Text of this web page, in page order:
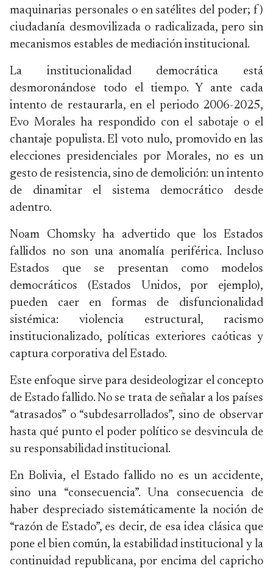
maquinarias personales o en satélites del poder; f)
ciudadanía desmovilizada o radicalizada, pero sin
mecanismos estables de mediación institucional.
La institucionalidad democrática está
desmoronándose todo el tiempo. Y ante cada
intento de restaurarla, en el periodo 2006-2025,
Evo Morales ha respondido con el sabotaje o el
chantaje populista. El voto nulo, promovido en las
elecciones presidenciales por Morales, no es un
gesto de resistencia, sino de demolición: un intento
de dinamitar el sistema democrático desde
adentro.
Noam Chomsky ha advertido que los Estados
fallidos no son una anomalía periférica. Incluso
Estados que se presentan como modelos
democráticos (Estados Unidos, por ejemplo),
pueden caer en formas de disfuncionalidad
sistémica: violencia estructural, racismo
institucionalizado, políticas exteriores caóticas y
captura corporativa del Estado.
Este enfoque sirve para desideologizar el concepto
de Estado fallido. No se trata de señalar a los países
“atrasados” o “subdesarrollados”, sino de observar
hasta qué punto el poder político se desvincula de
su responsabilidad institucional.
En Bolivia, el Estado fallido no es un accidente,
sino una “consecuencia”. Una consecuencia de
haber despreciado sistemáticamente la noción de
“razón de Estado”, es decir, de esa idea clásica que
pone el bien común, la estabilidad institucional y la
continuidad republicana, por encima del capricho